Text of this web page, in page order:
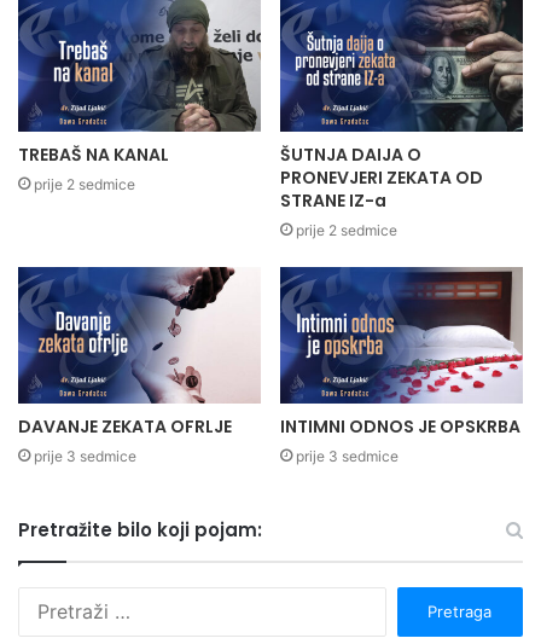
TREBAŠ NA KANAL
prije 2 sedmice
ŠUTNJA DAIJA O
PRONEVJERI ZEKATA OD
STRANE IZ-a
prije 2 sedmice
DAVANJE ZEKATA OFRLJE
prije 3 sedmice
INTIMNI ODNOS JE OPSKRBA
prije 3 sedmice
Pretražite bilo koji pojam: